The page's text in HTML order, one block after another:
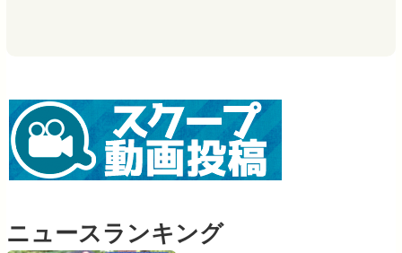
ニュースランキング